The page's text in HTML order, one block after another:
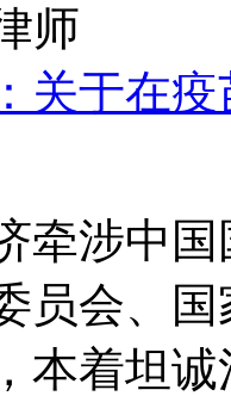
师
关于在
牵涉中
员会、
本着坦